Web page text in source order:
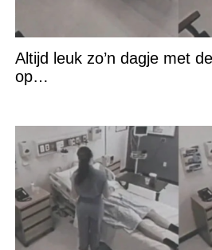
Altijd leuk zo’n dagje met
op…